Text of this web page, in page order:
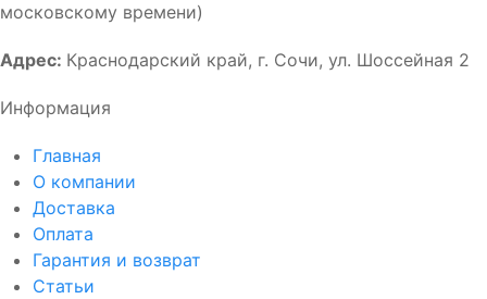
московскому времени)
Адрес: Краснодарский край, г. Сочи, ул. Шоссейная 2
Информация
Главная
О компании
Доставка
Оплата
Гарантия и возврат
Статьи